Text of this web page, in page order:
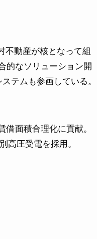
不動産が核となって組
的なソリューション開
テムも参画している。
借面積合理化に貢献。
高圧受電を採用。